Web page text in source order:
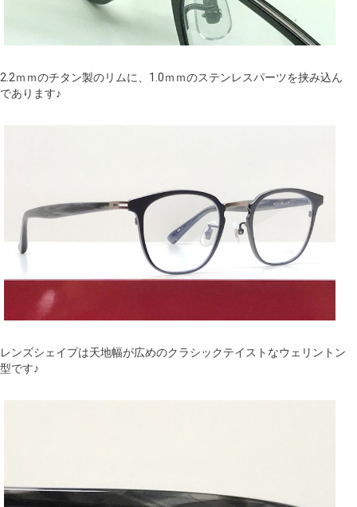
2.2ｍｍのチタン製のリムに、1.0ｍｍのステンレスパーツを挟み込ん
であります♪
レンズシェイプは天地幅が広めのクラシックテイストなウェリントン
型です♪